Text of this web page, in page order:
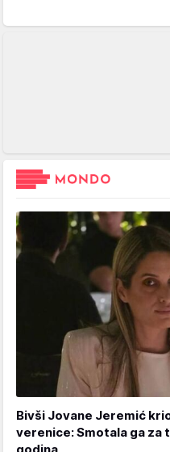
Bivši Jovane Jeremić
verenice: Smotala ga za